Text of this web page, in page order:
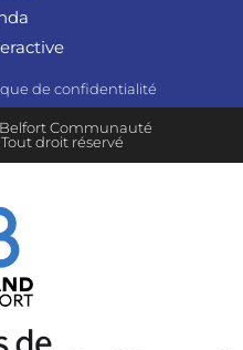
de confidentialité
Communauté
droit réservé